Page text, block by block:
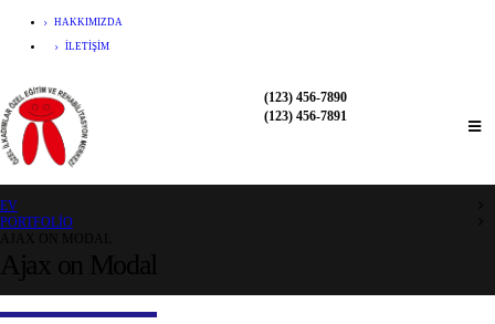
HAKKIMIZDA
İLETIŞIM
(123) 456-7890
(123) 456-7891
EV
PORTFOLIO